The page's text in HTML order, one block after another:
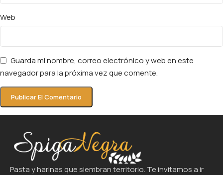
Web
Guarda mi nombre, correo electrónico y web en este
navegador para la próxima vez que comente.
Pasta y harinas que siembran territorio. Te invitamos a ir